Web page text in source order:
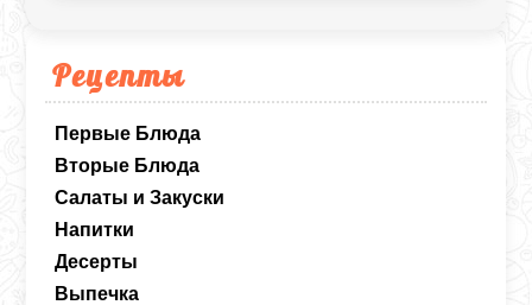
Рецепты
Первые Блюда
Вторые Блюда
Салаты и Закуски
Напитки
Десерты
Выпечка